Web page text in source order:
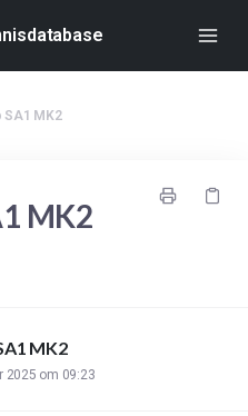
SA1 MK2
MK2
MK2
2025 om 09:23